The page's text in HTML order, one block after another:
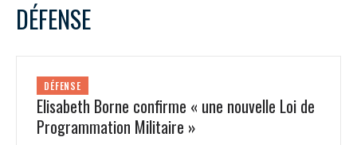
PRÉSENTATION
NOTRE VISION
ORGANISATION
1 2
3
11
16
19
DÉFENSE
DÉFENSE
Elisabeth Borne confirme « une nouvelle Loi de
Programmation Militaire »
Rejoignez une filière d’excellence et développez